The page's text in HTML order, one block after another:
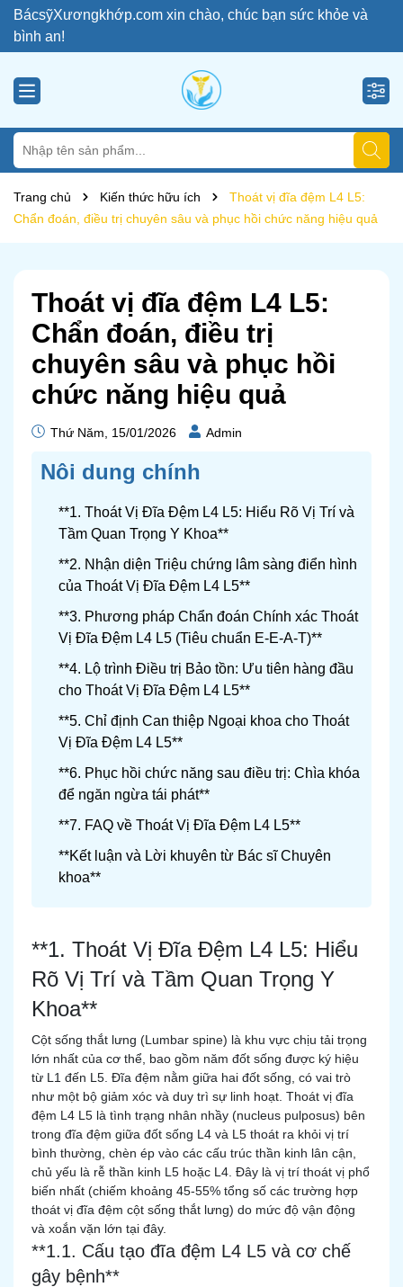
BácsỹXươngkhớp.com xin chào, chúc bạn sức khỏe và
bình an!
Trang chủ Kiến thức hữu ích
Thoát vị đĩa đệm L4 L5:
Chẩn đoán, điều trị chuyên sâu và phục hồi chức năng hiệu quả
Thoát vị đĩa đệm L4 L5:
Chẩn đoán, điều trị
chuyên sâu và phục hồi
chức năng hiệu quả
Thứ Năm, 15/01/2026 Admin
Nôi dung chính
**1. Thoát Vị Đĩa Đệm L4 L5: Hiểu Rõ Vị Trí và
Tầm Quan Trọng Y Khoa**
**2. Nhận diện Triệu chứng lâm sàng điển hình
của Thoát Vị Đĩa Đệm L4 L5**
**3. Phương pháp Chẩn đoán Chính xác Thoát
Vị Đĩa Đệm L4 L5 (Tiêu chuẩn E-E-A-T)**
**4. Lộ trình Điều trị Bảo tồn: Ưu tiên hàng đầu
cho Thoát Vị Đĩa Đệm L4 L5**
**5. Chỉ định Can thiệp Ngoại khoa cho Thoát
Vị Đĩa Đệm L4 L5**
**6. Phục hồi chức năng sau điều trị: Chìa khóa
để ngăn ngừa tái phát**
**7. FAQ về Thoát Vị Đĩa Đệm L4 L5**
**Kết luận và Lời khuyên từ Bác sĩ Chuyên
khoa**
**1. Thoát Vị Đĩa Đệm L4 L5: Hiểu
Rõ Vị Trí và Tầm Quan Trọng Y
Khoa**
Cột sống thắt lưng (Lumbar spine) là khu vực chịu tải trọng
lớn nhất của cơ thể, bao gồm năm đốt sống được ký hiệu
từ L1 đến L5. Đĩa đệm nằm giữa hai đốt sống, có vai trò
như một bộ giảm xóc và duy trì sự linh hoạt. Thoát vị đĩa
đệm L4 L5 là tình trạng nhân nhầy (nucleus pulposus) bên
trong đĩa đệm giữa đốt sống L4 và L5 thoát ra khỏi vị trí
bình thường, chèn ép vào các cấu trúc thần kinh lân cận,
chủ yếu là rễ thần kinh L5 hoặc L4. Đây là vị trí thoát vị phổ
biến nhất (chiếm khoảng 45-55% tổng số các trường hợp
thoát vị đĩa đệm cột sống thắt lưng) do mức độ vận động
và xoắn vặn lớn tại đây.
**1.1. Cấu tạo đĩa đệm L4 L5 và cơ chế
gây bệnh**